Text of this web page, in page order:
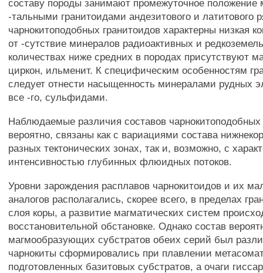
составу породы занимают промежуточное положение
-тальными гранитоидами андезитового и латитового
чарнокитоподобных гранитоидов характерны низкая
от -сутствие минералов радиоактивных и
количествах ниже средних в породах присутствуют
циркон, ильменит. К специфическим особенностям
следует отнести насыщенность минералами рудных
все -го, сульфидами.
Наблюдаемые различия составов чарнокитоподобных
вероятно, связаны как с вариациями состава
разных тектонических зонах, так и, возможно, с
интенсивностью глубинных флюидных потоков.
Уровни зарождения расплавов чарнокитоидов и их
аналогов располагались, скорее всего, в пределах
слоя коры, а развитие магматических систем
восстановительной обстановке. Однако состав
магмообразующих субстратов обеих серий был
чарнокиты сформировались при плавлении
подготовленных базитовых субстратов, а очаги